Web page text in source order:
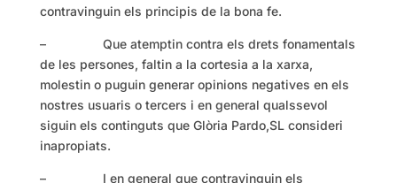
contravinguin els principis de la bona fe.
– Que atemptin contra els drets fonamentals
de les persones, faltin a la cortesia a la xarxa,
molestin o puguin generar opinions negatives en els
nostres usuaris o tercers i en general qualssevol
siguin els continguts que Glòria Pardo,SL consideri
inapropiats.
– I en general que contravinguin els